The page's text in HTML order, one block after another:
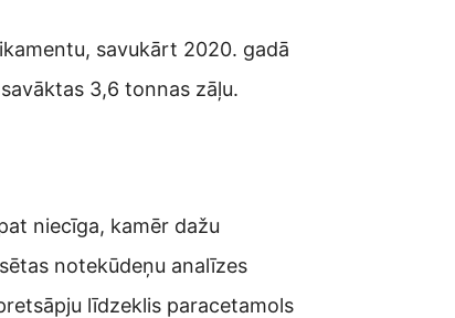
savukārt 2020. gadā
3,6 tonnas zāļu.
niecīga, kamēr dažu
notekūdeņu analīzes
līdzeklis paracetamols